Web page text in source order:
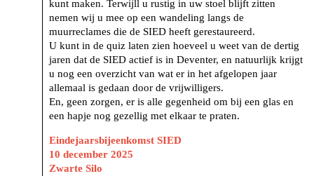
kunt maken. Terwijll u rustig in uw stoel blijft zitten
nemen wij u mee op een wandeling langs de
muurreclames die de SIED heeft gerestaureerd.
U kunt in de quiz laten zien hoeveel u weet van de dertig
jaren dat de SIED actief is in Deventer, en natuurlijk krijgt
u nog een overzicht van wat er in het afgelopen jaar
allemaal is gedaan door de vrijwilligers.
En, geen zorgen, er is alle gegenheid om bij een glas en
een hapje nog gezellig met elkaar te praten.
Eindejaarsbijeenkomst SIED
10 december 2025
Zwarte Silo